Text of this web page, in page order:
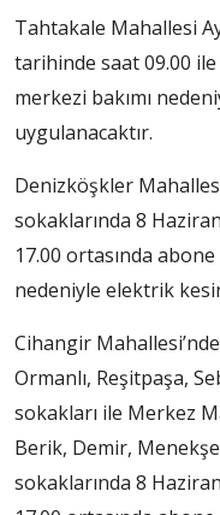
Tahtakale Mahallesi
tarihinde saat 09.00
merkezi bakımı
uygulanacaktır.
Denizköşkler
sokaklarında 8
17.00 ortasında
nedeniyle elektrik
Cihangir Mahallesi’nde
Ormanlı, Reşitpaşa,
sokakları ile Merkez
Berik, Demir,
sokaklarında 8